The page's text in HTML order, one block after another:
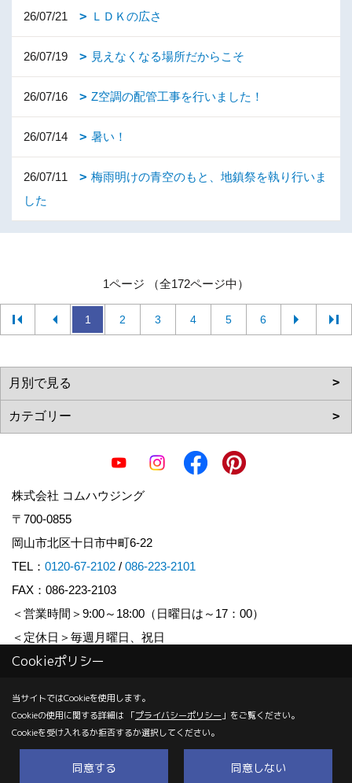
26/07/21 ＬＤＫの広さ
26/07/19 見えなくなる場所だからこそ
26/07/16 Z空調の配管工事を行いました！
26/07/14 暑い！
26/07/11
梅雨明けの青空のもと、地鎮祭を執り行いま
した
1ページ （全172ページ中）
1 2 3 4 5 6
株式会社 コムハウジング
〒700-0855
岡山市北区十日市中町6-22
TEL： 0120-67-2102 / 086-223-2101
FAX：086-223-2103
＜営業時間＞9:00～18:00（日曜日は～17：00）
＜定休日＞毎週月曜日、祝日
Copyright (c) COM HOUSHING Inc. All Rights Reserved.
Produced byゴデスクリエイト
Cookieポリシー
当サイトではCookieを使用します。
Cookieの使用に関する詳細は 「プライバシーポリシー 」をご覧ください。
Cookieを受け入れるか拒否するか選択してください。
同意する 同意しない